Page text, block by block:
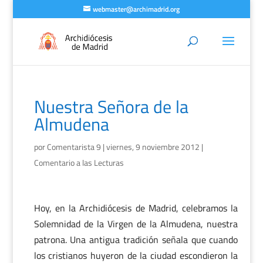
webmaster@archimadrid.org
Nuestra Señora de la
Almudena
porComentarista 9 |viernes, 9 noviembre 2012 |
Comentario a las Lecturas
Hoy, en la Archidiócesis de Madrid, celebramos la
Solemnidad de la Virgen de la Almudena, nuestra
patrona. Una antigua tradición señala que cuando
los cristianos huyeron de la ciudad escondieron la